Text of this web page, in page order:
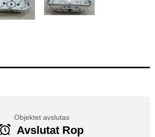
Objektet avslutas
Avslutat Rop